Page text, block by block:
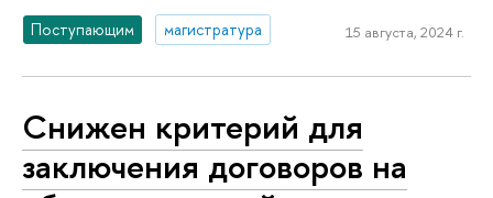
Поступающим магистратура 15 августа, 2024 г.
Снижен критерий для
заключения договоров на